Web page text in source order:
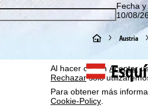
Con el fin de optimizar
GmbH, también
información del
recomendaciones
consentimiento
Al hacer clic en Aceptar
Rechazarsolo
Para obtener más
Cookie-Policy
Fecha
10/08/
P
á
Austria